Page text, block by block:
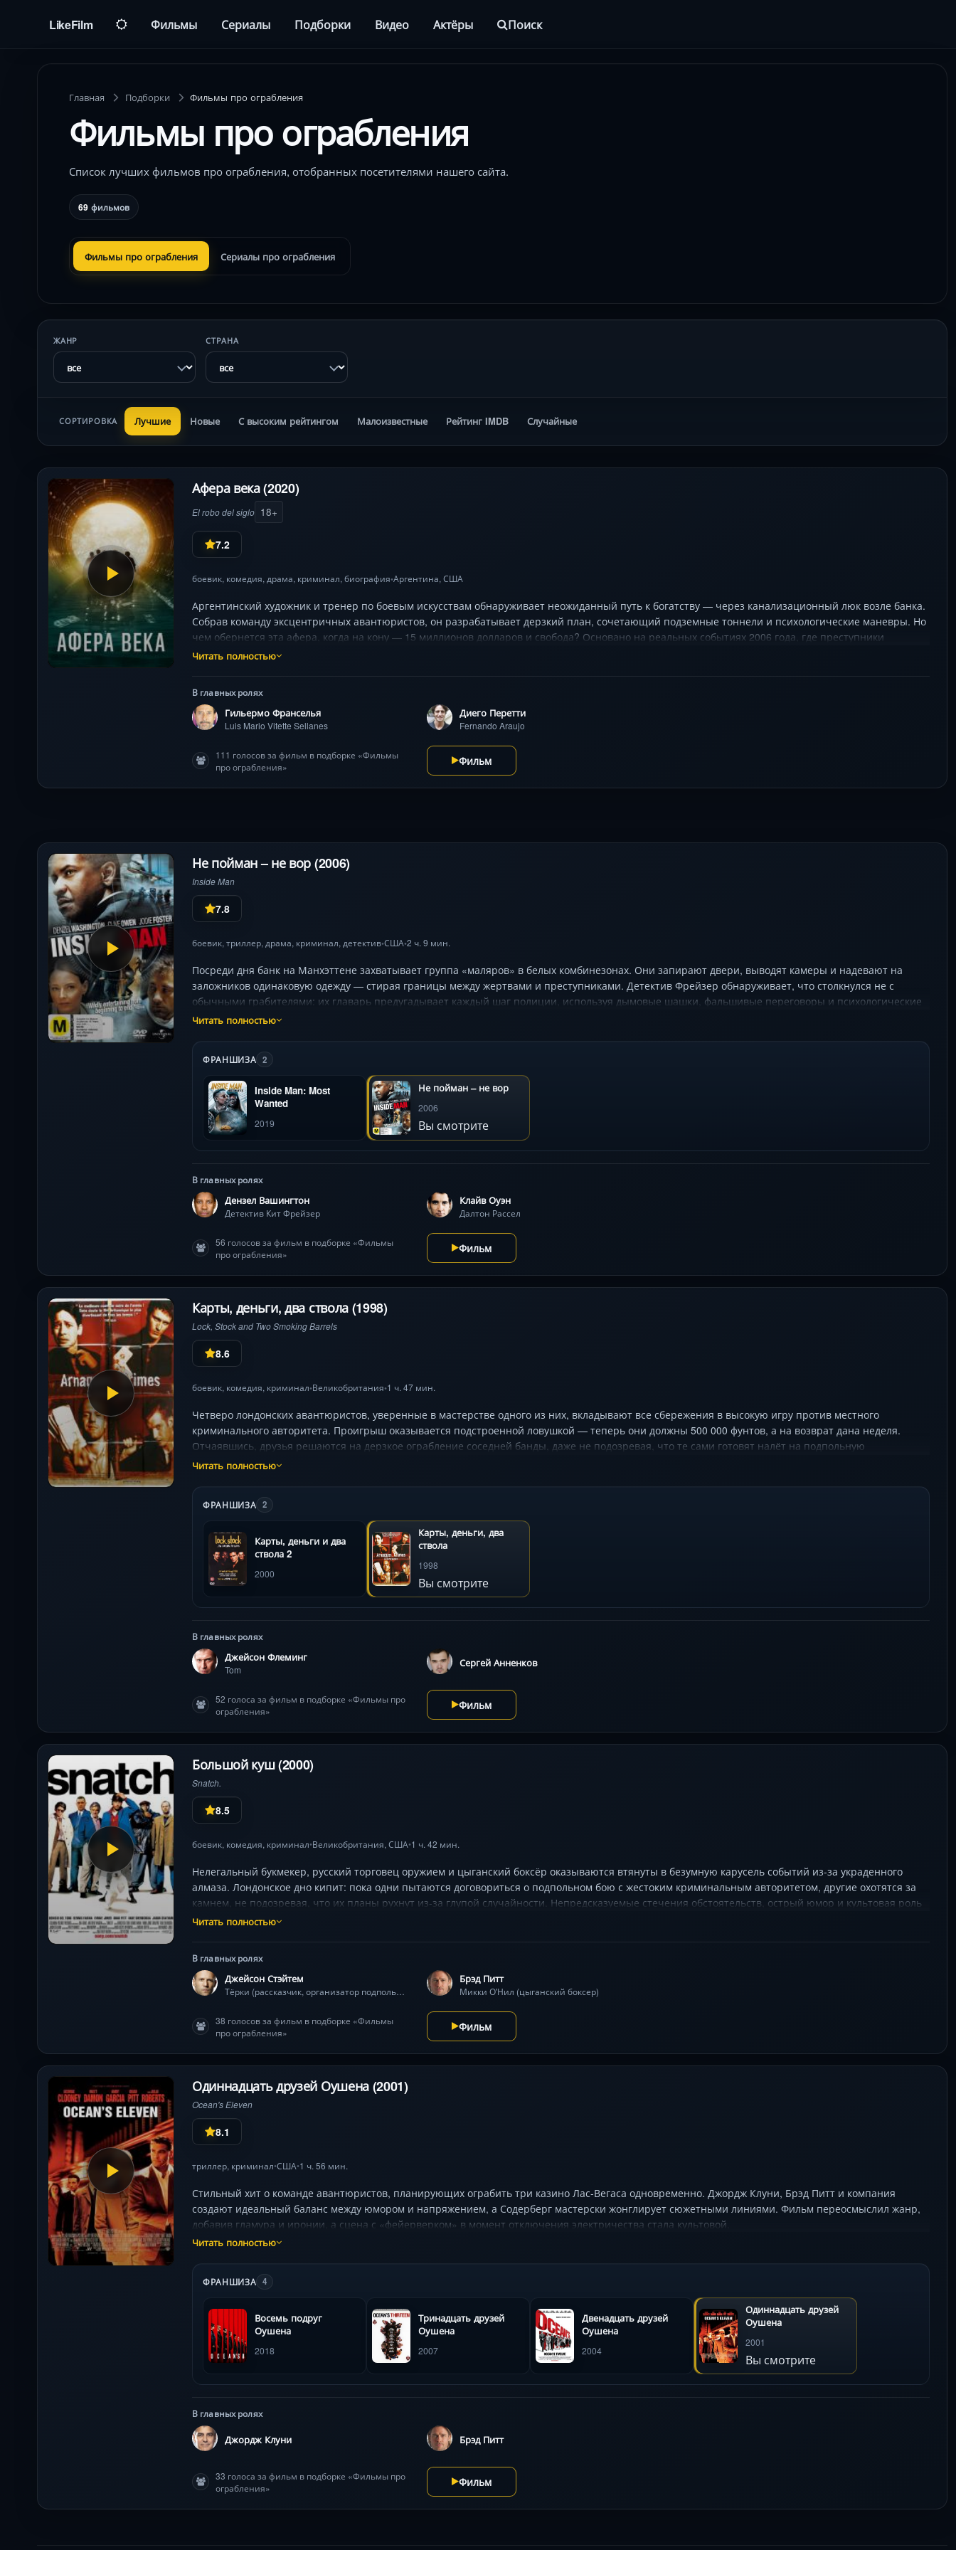
LikeFilm Фильмы Сериалы Подборки Видео Актёры Поиск
Главная Подборки Фильмы про ограбления
Фильмы про ограбления
Список лучших фильмов про ограбления, отобранных посетителями нашего сайта.
69 фильмов
Фильмы про ограбления Сериалы про ограбления
ЖАНР СТРАНА
СОРТИРОВКА Лучшие Новые С высоким рейтингом Малоизвестные Рейтинг IMDB Случайные
Афера века (2020)
El robo del siglo 18+
7.2
боевик, комедия, драма, криминал, биография•Аргентина, США
Аргентинский художник и тренер по боевым искусствам обнаруживает неожиданный путь к богатству — через канализационный люк возле банка.
Собрав команду эксцентричных авантюристов, он разрабатывает дерзкий план, сочетающий подземные тоннели и психологические маневры. Но
чем обернется эта афера, когда на кону — 15 миллионов долларов и свобода? Основано на реальных событиях 2006 года, где преступники
использовали игрушечное оружие .
Читать полностью
В главных ролях
Гильермо Франселья
Luis Mario Vitette Sellanes
Диего Перетти
Fernando Araujo
111 голосов за фильм в подборке «Фильмы
про ограбления»
Фильм
Не пойман – не вор (2006)
Inside Man
7.8
боевик, триллер, драма, криминал, детектив•США•2 ч. 9 мин.
Посреди дня банк на Манхэттене захватывает группа «маляров» в белых комбинезонах. Они запирают двери, выводят камеры и надевают на
заложников одинаковую одежду — стирая границы между жертвами и преступниками. Детектив Фрейзер обнаруживает, что столкнулся не с
обычными грабителями: их главарь предугадывает каждый шаг полиции, используя дымовые шашки, фальшивые переговоры и психологические
ловушки. Появление таинственной переговорщицы с доступом к властным кругам усложняет игру. Что ищут преступники в стальных сейфах? И
Читать полностью
ФРАНШИЗА 2
Inside Man: Most
Wanted
2019
Не пойман – не вор
2006
Вы смотрите
В главных ролях
Дензел Вашингтон
Детектив Кит Фрейзер
Клайв Оуэн
Далтон Рассел
56 голосов за фильм в подборке «Фильмы
про ограбления»
Фильм
Карты, деньги, два ствола (1998)
Lock, Stock and Two Smoking Barrels
8.6
боевик, комедия, криминал•Великобритания•1 ч. 47 мин.
Четверо лондонских авантюристов, уверенные в мастерстве одного из них, вкладывают все сбережения в высокую игру против местного
криминального авторитета. Проигрыш оказывается подстроенной ловушкой — теперь они должны 500 000 фунтов, а на возврат дана неделя.
Отчаявшись, друзья решаются на дерзкое ограбление соседней банды, даже не подозревая, что те сами готовят налёт на подпольную
нарколабораторию. Переплетение судеб грабителей, наркодельцов, двух старинных ружей и нелепых случайностей создаёт хаотичную цепь
Флетчер) — борется за свой куш. Динамичный монтаж, культовая музыка и фирменный стиль Гая Ричи превращают эту криминальную карусель в
эталон чёрной комедии.
Читать полностью
ФРАНШИЗА 2
Карты, деньги и два
ствола 2
2000
Карты, деньги, два
ствола
1998
Вы смотрите
В главных ролях
Джейсон Флеминг
Tom
Сергей Анненков
52 голоса за фильм в подборке «Фильмы про
ограбления»
Фильм
Большой куш (2000)
Snatch.
8.5
боевик, комедия, криминал•Великобритания, США•1 ч. 42 мин.
Нелегальный букмекер, русский торговец оружием и цыганский боксёр оказываются втянуты в безумную карусель событий из-за украденного
алмаза. Лондонское дно кипит: пока одни пытаются договориться о подпольном бою с жестоким криминальным авторитетом, другие охотятся за
камнем, не подозревая, что их планы рухнут из-за глупой случайности. Непредсказуемые стечения обстоятельств, острый юмор и культовая роль
Брэд Питта (чьей речи не понимает даже съёмочная группа!) держат в напряжении до финала. В кадре — свиньи-людоеды, перестрелки в стиле
Читать полностью
В главных ролях
Джейсон Стэйтем Брэд Питт
Микки О'Нил (цыганский боксер)
38 голосов за фильм в подборке «Фильмы
про ограбления»
Фильм
Одиннадцать друзей Оушена (2001)
Ocean's Eleven
8.1
триллер, криминал•США•1 ч. 56 мин.
Стильный хит о команде авантюристов, планирующих ограбить три казино Лас-Вегаса одновременно. Джордж Клуни, Брэд Питт и компания
создают идеальный баланс между юмором и напряжением, а Содерберг мастерски жонглирует сюжетными линиями. Фильм переосмыслил жанр,
добавив гламура и иронии, а сцена с «фейерверком» в момент отключения электричества стала культовой.
Читать полностью
ФРАНШИЗА 4
Восемь подруг
Оушена
2018
Тринадцать друзей
Оушена
2007
Двенадцать друзей
Оушена
2004
Одиннадцать друзей
Оушена
2001
Вы смотрите
В главных ролях
Джордж Клуни Брэд Питт
33 голоса за фильм в подборке «Фильмы про
ограбления»
Фильм